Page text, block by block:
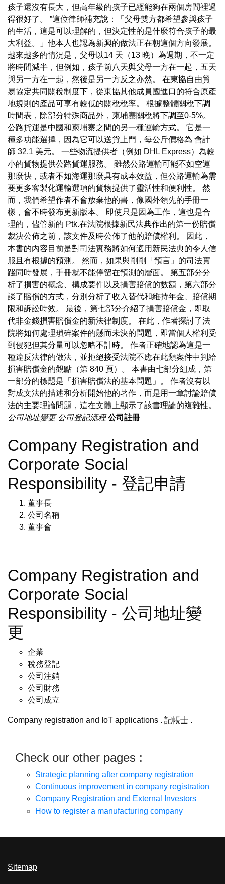
孩子還沒有長大，但高年級的孩子已經能夠在兩個房間裡過
得很好了。 ”這位律師補充說：「父母雙方都希望參與孩子
的生活，這是可以理解的，但決定性的是什麼符合孩子的最
大利益。」他本人也認為新興的做法正在朝這個方向發展。
越來越多的情況是，父母以14 天（13 晚）為週期，不一定
將時間減半，但例如，孩子前八天與父母一方在一起，五天
與另一方在一起，然後是另一方反之亦然。 在東協自由貿
易協定共同關稅制度下，從東協其他成員國進口的符合原產
地規則的產品可享有較低的關稅稅率。 根據整體關稅下調
時間表，除部分特殊商品外，柬埔寨關稅將下調至0-5%。
公路貨運是中國和柬埔寨之間的另一種運輸方式。 它是一
種多功能選擇，因為它可以送貨上門，每公斤價格為 會計
師 32.1 美元。 一些物流提供者（例如 DHL Express）為較
小的貨物提供公路貨運服務。 雖然公路運輸可能不如空運
那麼快，或者不如海運那麼具有成本效益，但公路運輸為需
要更多客製化運輸選項的貨物提供了靈活性和便利性。 然
而，我們希望作者不會放棄他的書，像國外領先的手冊一
樣，會不時發布更新版本。 即使只是因為工作，這也是合
理的，儘管新的 Ptk.在法院根據新民法典作出的第一份賠償
裁決公佈之前，該文件及時公佈了他的賠償權利。 因此，
本書的內容目前是對司法實務將如何適用新民法典的令人信
服且有根據的預測。 然而，如果與剛剛「預言」的司法實
踐同時發展，手冊就不能停留在預測的層面。 第五部分分
析了損害的概念、構成要件以及損害賠償的數額，第六部分
談了賠償的方式，分別分析了收入替代和維持年金、賠償期
限和訴訟時效。 最後，第七部分介紹了損害賠償金，即取
代非金錢損害賠償金的新法律制度。 在此，作者探討了法
院將如何處理瑣碎案件的懸而未決的問題，即當個人權利受
到侵犯但其分量可以忽略不計時。 作者正確地認為這是一
種違反法律的做法，並拒絕接受法院不應在此類案件中判給
損害賠償金的觀點（第 840 頁）。 本書由七部分組成，第
一部分的標題是「損害賠償法的基本問題」。 作者沒有以
對成文法的描述和分析開始他的著作，而是用一章討論賠償
法的主要理論問題，這在文體上顯示了該書理論的複雜性。
公司地址變更 公司登記流程 公司註冊
Company Registration and
Corporate Social
Responsibility - 登記申請
董事長
公司名稱
董事會
Company Registration and
Corporate Social
Responsibility - 公司地址變
更
企業
稅務登記
公司注銷
公司財務
公司成立
Company registration and IoT applications . 記帳士 .
Check our other pages :
Strategic planning after company registration
Continuous improvement in company registration
Company Registration and External Investors
How to register a manufacturing company
Sitemap